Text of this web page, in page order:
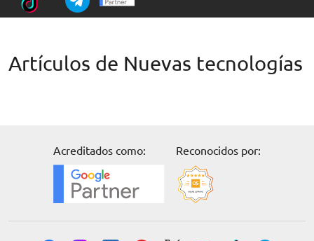
Artículos de Nuevas tecnologías
Acreditados como: Reconocidos por: